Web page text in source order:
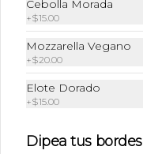
Sprite Regular
Lata de 355 ml.
Cebolla Morada
+$15.00
Mozzarella Vegano
+$20.00
Elote Dorado
+$15.00
Dipea tus bordes